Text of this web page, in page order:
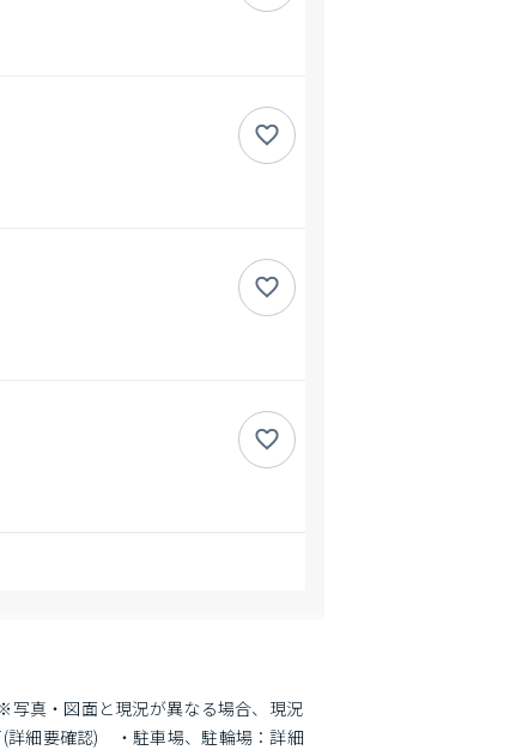
写真・図面と現況が異なる場合、現況
細要確認)　・駐車場、駐輪場：詳細